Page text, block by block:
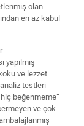
olan
en az kabul
yapılmış
ve lezzet
testleri
beğenmeme”
ve çok